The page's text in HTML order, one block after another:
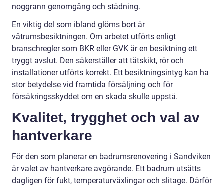
noggrann genomgång och städning.
En viktig del som ibland glöms bort är
våtrumsbesiktningen. Om arbetet utförts enligt
branschregler som BKR eller GVK är en besiktning ett
tryggt avslut. Den säkerställer att tätskikt, rör och
installationer utförts korrekt. Ett besiktningsintyg kan ha
stor betydelse vid framtida försäljning och för
försäkringsskyddet om en skada skulle uppstå.
Kvalitet, trygghet och val av
hantverkare
För den som planerar en badrumsrenovering i Sandviken
är valet av hantverkare avgörande. Ett badrum utsätts
dagligen för fukt, temperaturväxlingar och slitage. Därför